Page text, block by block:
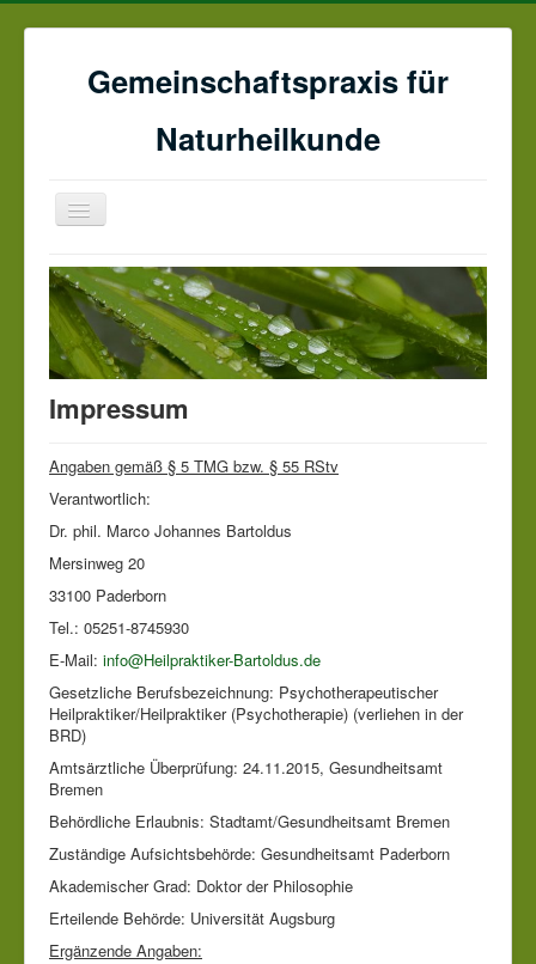
Gemeinschaftspraxis für
Naturheilkunde
Navigation
an/aus
Home
Anne Becker-Bartoldus
Dr. phil. Marco J. Bartoldus
Impressum
Angaben gemäß § 5 TMG bzw. § 55 RStv
Verantwortlich:
Dr. phil. Marco Johannes Bartoldus
Mersinweg 20
33100 Paderborn
Tel.: 05251-8745930
E-Mail: info@Heilpraktiker-Bartoldus.de
Gesetzliche Berufsbezeichnung: Psychotherapeutischer
Heilpraktiker/Heilpraktiker (Psychotherapie) (verliehen in der
BRD)
Amtsärztliche Überprüfung: 24.11.2015, Gesundheitsamt
Bremen
Behördliche Erlaubnis: Stadtamt/Gesundheitsamt Bremen
Zuständige Aufsichtsbehörde: Gesundheitsamt Paderborn
Akademischer Grad: Doktor der Philosophie
Erteilende Behörde: Universität Augsburg
Ergänzende Angaben: